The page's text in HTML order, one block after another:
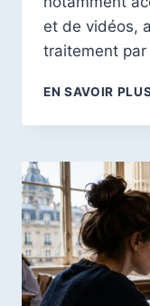
et de vidéos,
traitement
EN SAVOIR